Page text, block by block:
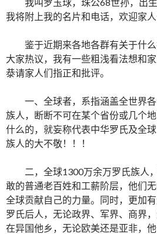
我将附上我的名片和电话，欢迎家人
鉴于近期来各地各群有关于什
大家热议，我有一些粗浅看法想和
㳟请家人们指正和批评。
一、全球者，系指涵盖全世界
族人，断断不可在某个省份或几个
什么的，就妄称代表中华罗氏及全
族人的大不敬！！！
二，全球1300万余万罗氏族人
敢的普通老百姓和工薪阶层，他们
全球贡献自己的力量。同时，更加
罗氏后人，无论政界、军界、商界
在异国他乡，无论欧美还是亚非，